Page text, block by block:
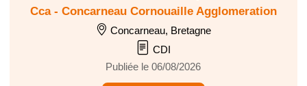
Cca - Concarneau Cornouaille Agglomeration
Concarneau, Bretagne
CDI
Publiée le 06/08/2026